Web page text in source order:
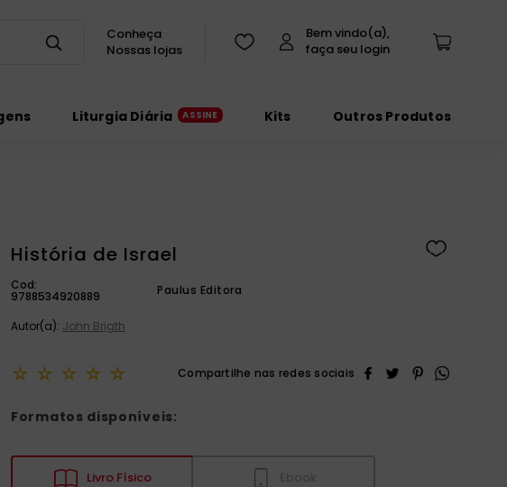
Conheça
Nossas lojas
Liturgia Diária Kits Outros Produtos
História de Israel
Cod:
9788534920889 Paulus Editora
Autor(a): John Brigth
☆ ☆ ☆ ☆ ☆
Formatos disponíveis:
Livro Físico